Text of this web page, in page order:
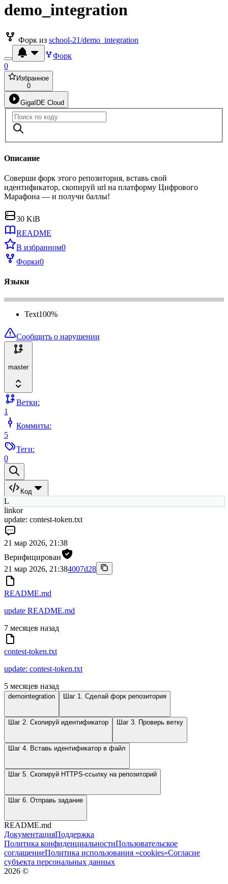
demo_integration
Форк из school-21/demo_integration
Форк
0
Избранное
0
GigaIDE Cloud
Описание
Соверши форк этого репозитория, вставь свой
идентификатор, скопируй url на платформу Цифрового
Марафона — и получи баллы!
30 KiB
README
В избранном0
Форки0
Языки
Text100%
Сообщить о нарушении
master
Ветки:
1
Коммиты:
5
Теги:
0
Код
L
linkor
update: contest-token.txt
21 мар 2026, 21:38
Верифицирован
21 мар 2026, 21:384007d28
README.md
update README.md
7 месяцев назад
contest-token.txt
update: contest-token.txt
5 месяцев назад
demointegration Шаг 1. Сделай форк репозитория
Шаг 2. Скопируй идентификатор Шаг 3. Проверь ветку
Шаг 4. Вставь идентификатор в файл
Шаг 5. Скопируй HTTPS-ссылку на репозиторий
Шаг 6. Отправь задание
README.md
ДокументацияПоддержка
Политика конфиденциальностиПользовательское
соглашениеПолитика использования «cookies»Согласие
субъекта персональных данных
2026 ©